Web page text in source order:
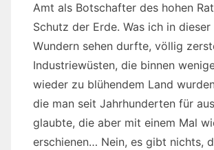
Amt als Botschafter des hohen
Schutz der Erde. Was ich in dieser
Wundern sehen durfte, völlig
Industriewüsten, die binnen
wieder zu blühendem Land
die man seit Jahrhunderten für
glaubte, die aber mit einem Mal
erschienen… Nein, es gibt nichts,